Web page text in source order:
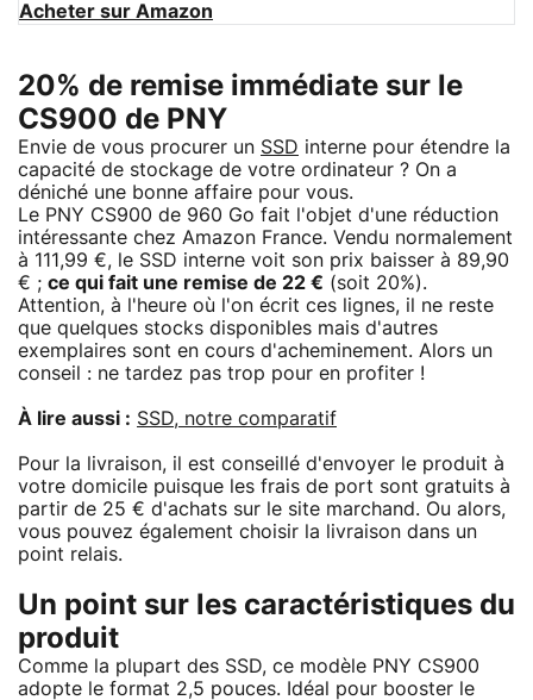
Acheter sur Amazon
20% de remise immédiate sur le
CS900 de PNY
Envie de vous procurer un SSD interne pour étendre la
capacité de stockage de votre ordinateur ? On a
déniché une bonne affaire pour vous.
Le PNY CS900 de 960 Go fait l'objet d'une réduction
intéressante chez Amazon France. Vendu normalement
à 111,99 €, le SSD interne voit son prix baisser à 89,90
€ ; ce qui fait une remise de 22 € (soit 20%).
Attention, à l'heure où l'on écrit ces lignes, il ne reste
que quelques stocks disponibles mais d'autres
exemplaires sont en cours d'acheminement. Alors un
conseil : ne tardez pas trop pour en profiter !
À lire aussi : SSD, notre comparatif
Pour la livraison, il est conseillé d'envoyer le produit à
votre domicile puisque les frais de port sont gratuits à
partir de 25 € d'achats sur le site marchand. Ou alors,
vous pouvez également choisir la livraison dans un
point relais.
Un point sur les caractéristiques du
produit
Comme la plupart des SSD, ce modèle PNY CS900
adopte le format 2,5 pouces. Idéal pour booster le